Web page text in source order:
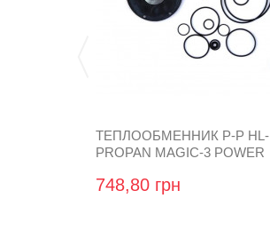
ТЕПЛООБМЕННИК Р-Р HL-
PROPAN MAGIC-3 POWER
748,80 грн